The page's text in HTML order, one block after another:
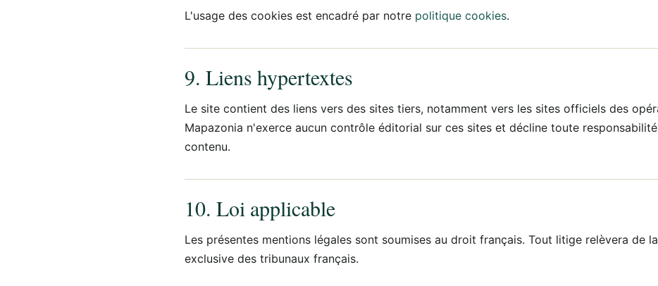
L'usage des cookies est encadré par notre politique cookies.
9. Liens hypertextes
Le site contient des liens vers des sites tiers, notamment vers les sites officiels des
Mapazonia n'exerce aucun contrôle éditorial sur ces sites et décline toute
contenu.
10. Loi applicable
Les présentes mentions légales sont soumises au droit français. Tout litige relèvera de
exclusive des tribunaux français.